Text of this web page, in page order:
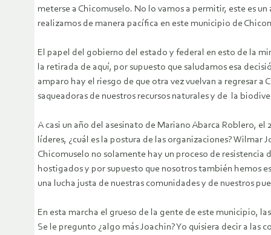
meterse a Chicomuselo. No lo vamos a permitir, este es
realizamos de manera pacífica en este municipio de
El papel del gobierno del estado y federal en esto de la
la retirada de aquí, por supuesto que saludamos esa
amparo hay el riesgo de que otra vez vuelvan a regresar
saqueadoras de nuestros recursos naturales y de la
A casi un año del asesinato de Mariano Abarca Roblero,
líderes, ¿cuál es la postura de las organizaciones?
Chicomuselo no solamente hay un proceso de
hostigados y por supuesto que nosotros también hemos
una lucha justa de nuestras comunidades y de nuestros
En esta marcha el grueso de la gente de este municipio,
Se le pregunto ¿algo más Joachin? Yo quisiera decir a las